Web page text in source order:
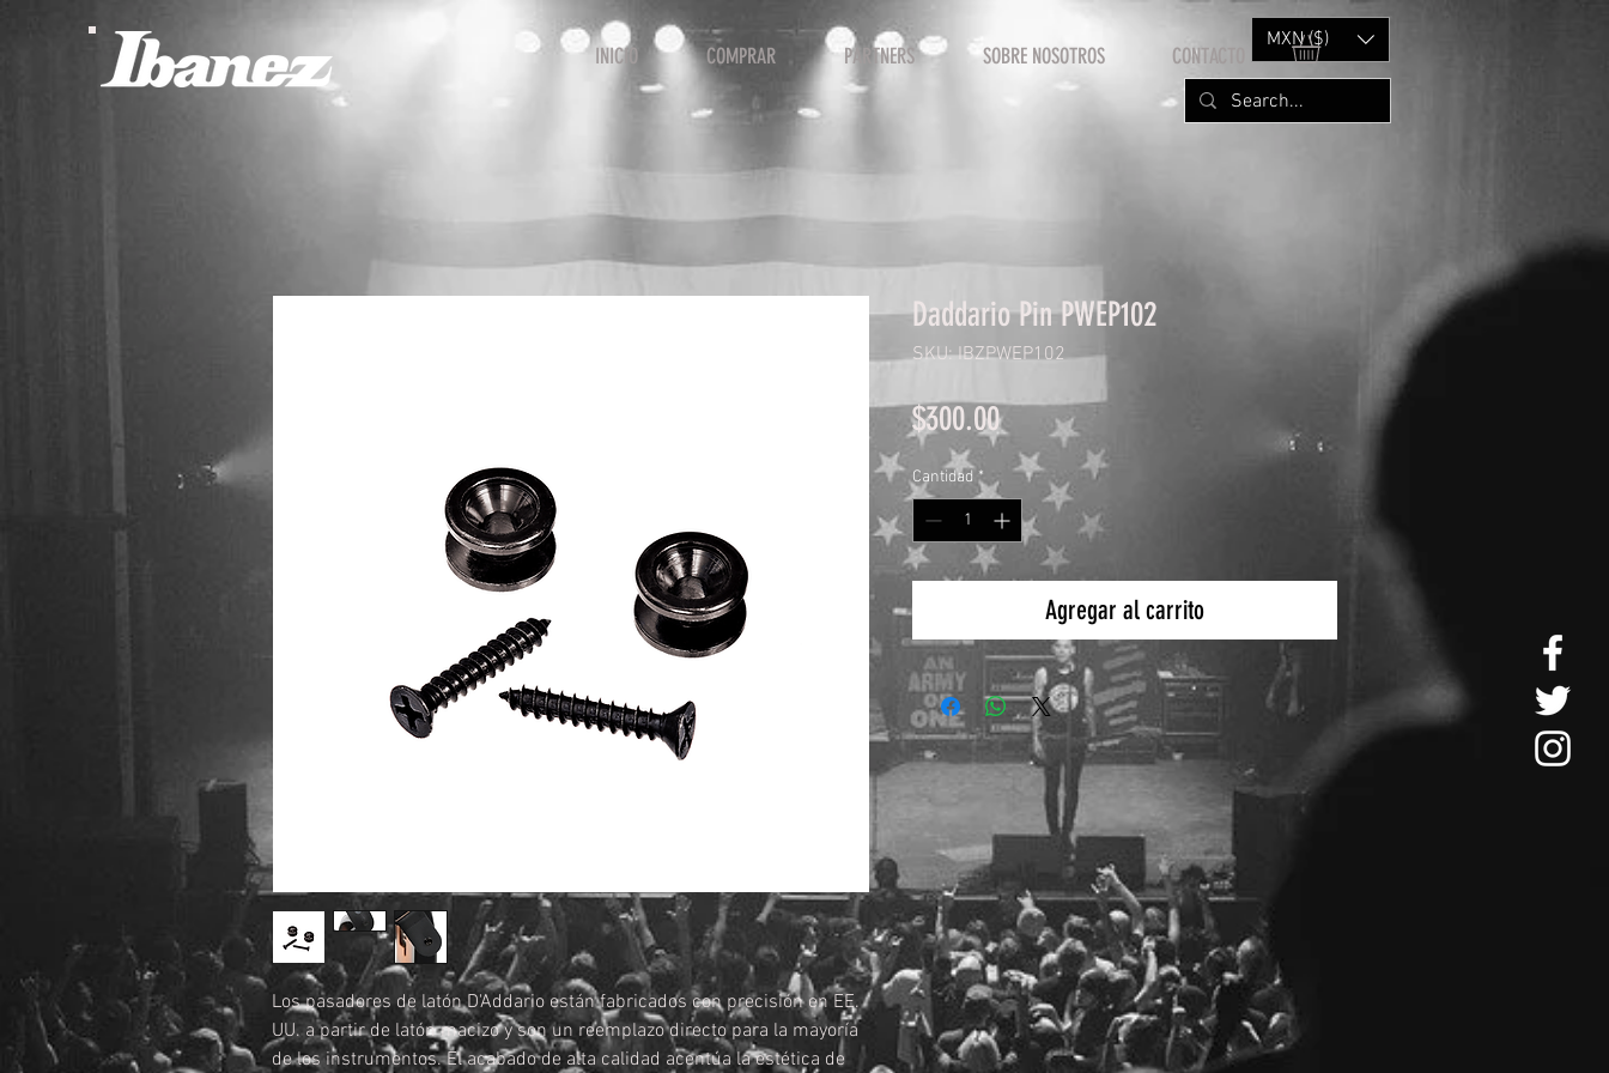
INICIO COMPRAR PARTNERS SOBRE NOSOTROS CONTACTO
MXN ($)
Los pasadores de latón D'Addario están fabricados con precisión en EE.
UU. a partir de latón macizo y son un reemplazo directo para la mayoría
de los instrumentos. El acabado de alta calidad acentúa la estética de
Daddario Pin PWEP102
SKU: IBZPWEP102
$300.00Precio
Cantidad *
Agregar al carrito